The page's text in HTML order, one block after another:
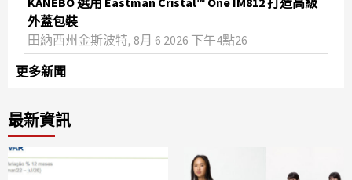
外蓋包裝
田納西州金斯波特, 8月 6 2026 下午4點26
更多新聞
最新資訊